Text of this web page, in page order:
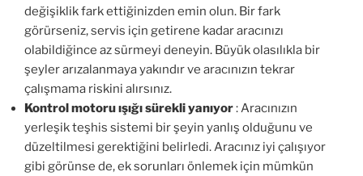
değişiklik fark ettiğinizden emin olun. Bir fark
görürseniz, servis için getirene kadar aracınızı
olabildiğince az sürmeyi deneyin. Büyük olasılıkla bir
şeyler arızalanmaya yakındır ve aracınızın tekrar
çalışmama riskini alırsınız.
Kontrol motoru ışığı sürekli yanıyor: Aracınızın
yerleşik teşhis sistemi bir şeyin yanlış olduğunu ve
düzeltilmesi gerektiğini belirledi. Aracınız iyi çalışıyor
gibi görünse de, ek sorunları önlemek için mümkün